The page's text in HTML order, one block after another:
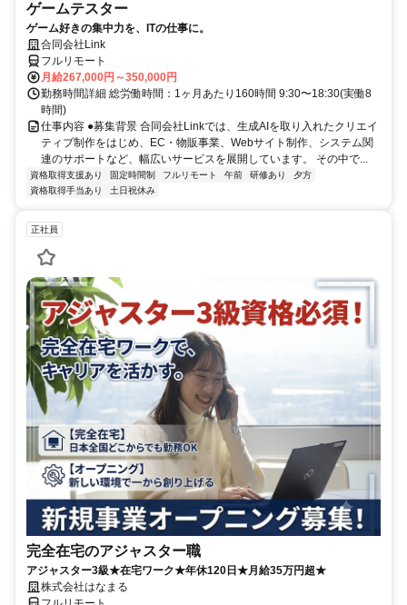
ゲームテスター
ゲーム好きの集中力を、ITの仕事に。
合同会社Link
フルリモート
月給267,000円～350,000円
勤務時間詳細 総労働時間：1ヶ月あたり160時間 9:30〜18:30(実働8
時間)
仕事内容 ●募集背景 合同会社Linkでは、生成AIを取り入れたクリエイ
ティブ制作をはじめ、EC・物販事業、Webサイト制作、システム関
連のサポートなど、幅広いサービスを展開しています。 その中で...
資格取得支援あり 固定時間制 フルリモート 午前 研修あり
夕方
資格取得手当あり
土日祝休み
正社員
完全在宅のアジャスター職
アジャスター3級★在宅ワーク★年休120日★月給35万円超★
株式会社はなまる